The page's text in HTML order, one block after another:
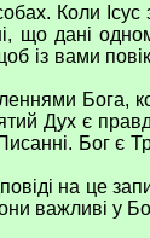
Коли Ісус
що дані
із вами
Бога,
Дух є
Бог є
на це
важливі у